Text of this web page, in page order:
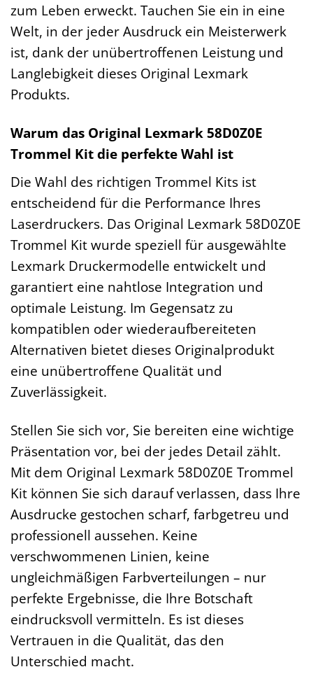
zum Leben erweckt. Tauchen Sie ein in eine
Welt, in der jeder Ausdruck ein Meisterwerk
ist, dank der unübertroffenen Leistung und
Langlebigkeit dieses Original Lexmark
Produkts.
Warum das Original Lexmark 58D0Z0E
Trommel Kit die perfekte Wahl ist
Die Wahl des richtigen Trommel Kits ist
entscheidend für die Performance Ihres
Laserdruckers. Das Original Lexmark 58D0Z0E
Trommel Kit wurde speziell für ausgewählte
Lexmark Druckermodelle entwickelt und
garantiert eine nahtlose Integration und
optimale Leistung. Im Gegensatz zu
kompatiblen oder wiederaufbereiteten
Alternativen bietet dieses Originalprodukt
eine unübertroffene Qualität und
Zuverlässigkeit.
Stellen Sie sich vor, Sie bereiten eine wichtige
Präsentation vor, bei der jedes Detail zählt.
Mit dem Original Lexmark 58D0Z0E Trommel
Kit können Sie sich darauf verlassen, dass Ihre
Ausdrucke gestochen scharf, farbgetreu und
professionell aussehen. Keine
verschwommenen Linien, keine
ungleichmäßigen Farbverteilungen – nur
perfekte Ergebnisse, die Ihre Botschaft
eindrucksvoll vermitteln. Es ist dieses
Vertrauen in die Qualität, das den
Unterschied macht.